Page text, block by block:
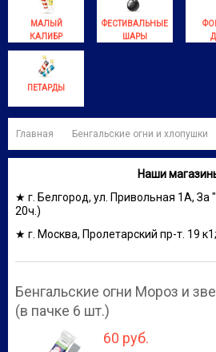
МАЛЫЙ
КАЛИБР
ФЕСТИВАЛЬНЫЕ
ШАРЫ
ПЕТАРДЫ
Главная Бенгальские огни и хлопушки
Наши
★ г. Белгород, ул. Привольная 1А, За
20ч.)
★ г. Москва, Пролетарский пр-т. 19
Бенгальские огни Мороз и
(в пачке 6 шт.)
60 руб.